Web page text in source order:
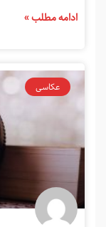
ادامه مطلب »
عکاسی